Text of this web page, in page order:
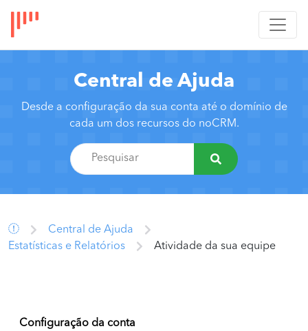
Central de Ajuda
Desde a configuração da sua conta até o domínio de
cada um dos recursos do noCRM.
Central de Ajuda
Estatísticas e Relatórios
Atividade da sua equipe
Configuração da conta